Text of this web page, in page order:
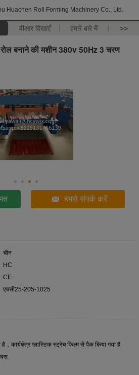
Huachen Roll Forming Machinery Co., Ltd.
वीआर दिखाएँ हमारे बारे में >>
बनाने की मशीन 380v 50Hz 3 चरण
हमसे संपर्क करें
चीन
HC
CE
एचसी25-205-1025
，कार्यक्षेत्र प्लास्टिक स्ट्रेच फिल्म से पैक किया गया है